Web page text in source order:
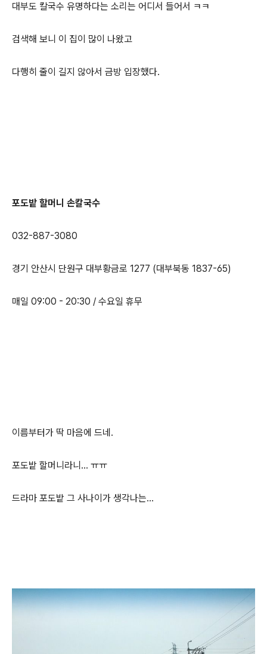
대부도 칼국수 유명하다는 소리는 어디서 들어서 ㅋㅋ
검색해 보니 이 집이 많이 나왔고
다행히 줄이 길지 않아서 금방 입장했다.
포도밭 할머니 손칼국수
032-887-3080
경기 안산시 단원구 대부황금로 1277 (대부북동 1837-65)
매일 09:00 - 20:30 / 수요일 휴무
이름부터가 딱 마음에 드네.
포도밭 할머니라니... ㅠㅠ
드라마 포도밭 그 사나이가 생각나는...